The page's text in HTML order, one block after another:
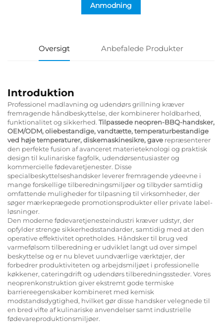
Anmodning
Oversigt Anbefalede Produkter
Introduktion
Professionel madlavning og udendørs grillning kræver
fremragende håndbeskyttelse, der kombinerer holdbarhed,
funktionalitet og sikkerhed. Tilpassede neopren-BBQ-handsker,
OEM/ODM, oliebestandige, vandtætte, temperaturbestandige
ved høje temperaturer, diskemaskinesikre, gave repræsenterer
den perfekte fusion af avanceret materieteknologi og praktisk
design til kulinariske fagfolk, udendørsentusiaster og
kommercielle fødevaretjenester. Disse
specialbeskyttelseshandsker leverer fremragende ydeevne i
mange forskellige tilberedningsmiljøer og tilbyder samtidig
omfattende muligheder for tilpasning til virksomheder, der
søger mærkeprægede promotionsprodukter eller private label-
løsninger.
Den moderne fødevaretjenesteindustri kræver udstyr, der
opfylder strenge sikkerhedsstandarder, samtidig med at den
operative effektivitet opretholdes. Håndsker til brug ved
varmefølsom tilberedning er udviklet langt ud over simpel
beskyttelse og er nu blevet uundværlige værktøjer, der
forbedrer produktiviteten og arbejdsmiljøet i professionelle
køkkener, cateringdrift og udendørs tilberedningssteder. Vores
neoprenkonstruktion giver ekstremt gode termiske
barriereegenskaber kombineret med kemisk
modstandsdygtighed, hvilket gør disse handsker velegnede til
en bred vifte af kulinariske anvendelser samt industrielle
fødevareproduktionsmiljøer.